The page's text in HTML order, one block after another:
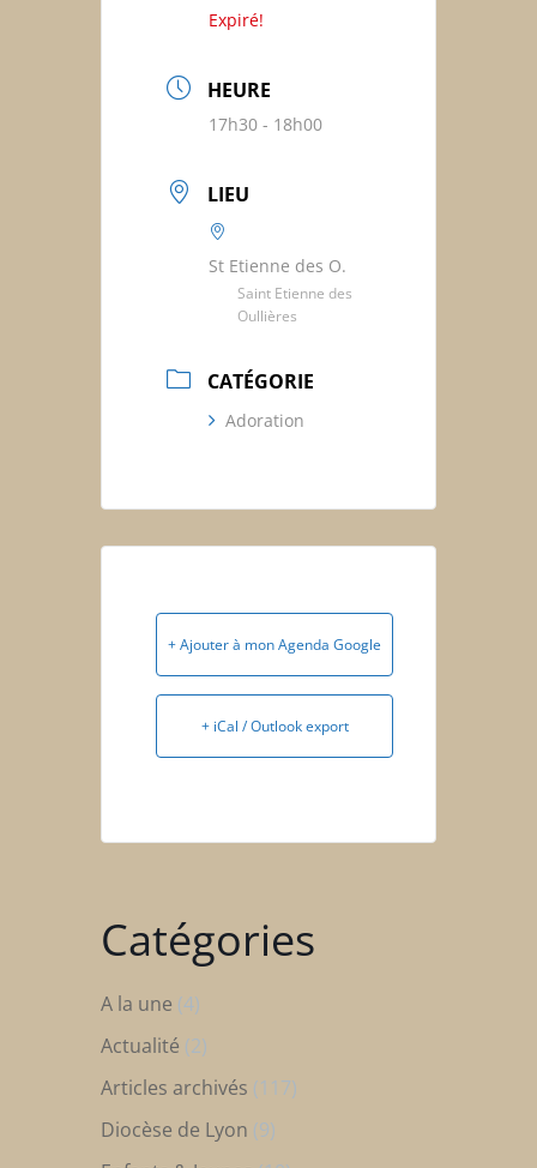
Expiré!
HEURE
17h30 - 18h00
LIEU
St Etienne des O.
Saint Etienne des
Oullières
CATÉGORIE
Adoration
+ Ajouter à mon Agenda Google
+ iCal / Outlook export
Catégories
A la une (4)
Actualité (2)
Articles archivés (117)
Diocèse de Lyon (9)